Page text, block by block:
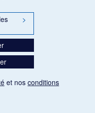
>
et nos conditions